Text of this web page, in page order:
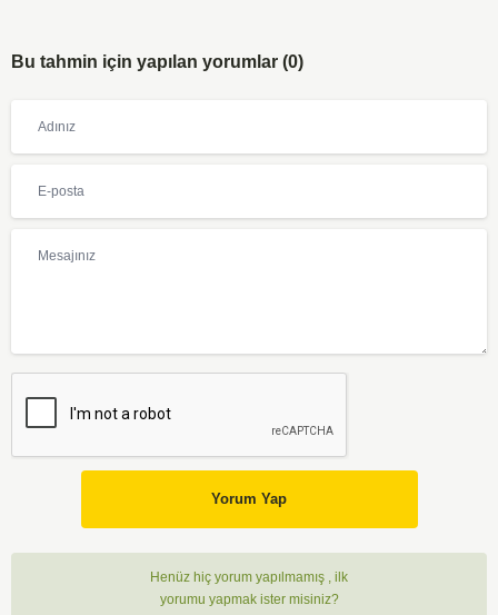
Bu tahmin için yapılan yorumlar (0)
Yorum Yap
Henüz hiç yorum yapılmamış , ilk
yorumu yapmak ister misiniz?